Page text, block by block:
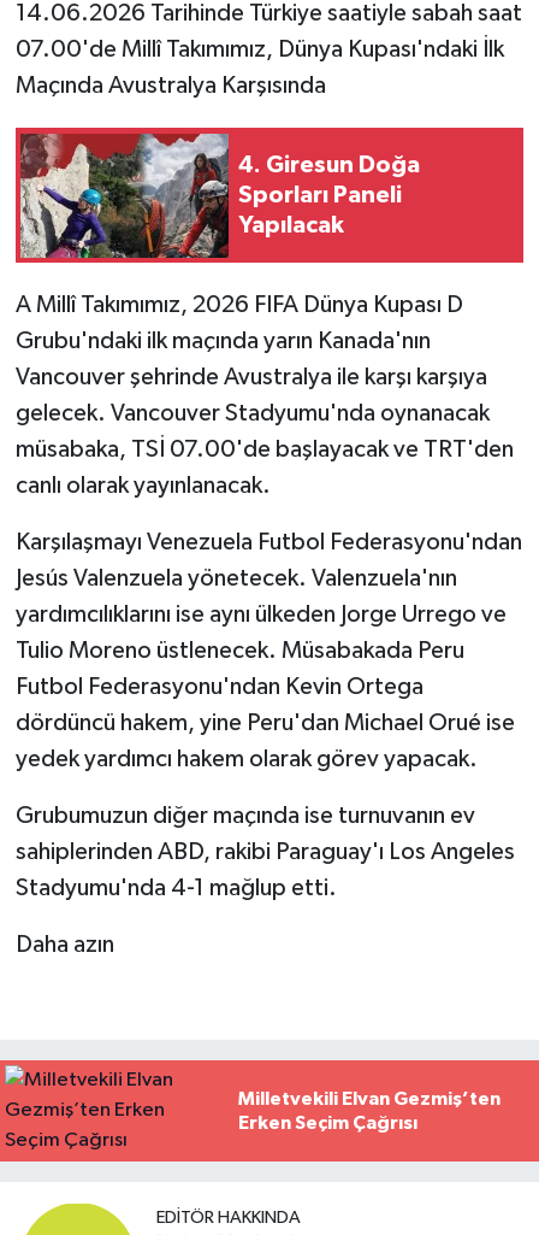
14.06.2026 Tarihinde Türkiye saatiyle sabah saat
07.00'de Millî Takımımız, Dünya Kupası'ndaki İlk
Maçında Avustralya Karşısında
4. Giresun Doğa
Sporları Paneli
Yapılacak
A Millî Takımımız, 2026 FIFA Dünya Kupası D
Grubu'ndaki ilk maçında yarın Kanada'nın
Vancouver şehrinde Avustralya ile karşı karşıya
gelecek. Vancouver Stadyumu'nda oynanacak
müsabaka, TSİ 07.00'de başlayacak ve TRT'den
canlı olarak yayınlanacak.
Karşılaşmayı Venezuela Futbol Federasyonu'ndan
Jesús Valenzuela yönetecek. Valenzuela'nın
yardımcılıklarını ise aynı ülkeden Jorge Urrego ve
Tulio Moreno üstlenecek. Müsabakada Peru
Futbol Federasyonu'ndan Kevin Ortega
dördüncü hakem, yine Peru'dan Michael Orué ise
yedek yardımcı hakem olarak görev yapacak.
Grubumuzun diğer maçında ise turnuvanın ev
sahiplerinden ABD, rakibi Paraguay'ı Los Angeles
Stadyumu'nda 4-1 mağlup etti.
Daha azın
Milletvekili Elvan Gezmiş’ten
Erken Seçim Çağrısı
EDITÖR HAKKINDA